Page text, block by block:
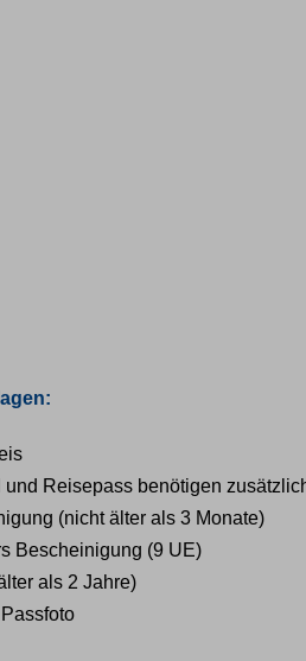
und Reisepass benötigen
(nicht älter als 3 Monate)
Bescheinigung (9 UE)
als 2 Jahre)